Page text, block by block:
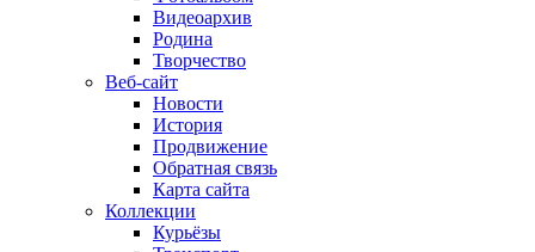
Видеоархив
Родина
Творчество
Веб-сайт
Новости
История
Продвижение
Обратная связь
Карта сайта
Коллекции
Курьёзы